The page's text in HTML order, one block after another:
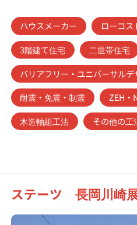
ハウスメーカー ローコス
3階建て住宅
二世帯住宅
バリアフリー・ユニバーサルデ
耐震・免震・制震
ZEH・
木造軸組工法
その他の工
ステーツ 長岡川崎